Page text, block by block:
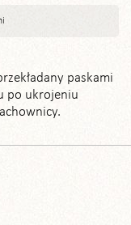
paskami
po ukrojeniu